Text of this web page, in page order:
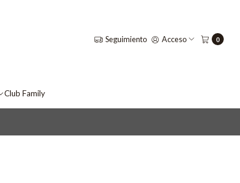
Seguimiento Acceso 0
Club Family